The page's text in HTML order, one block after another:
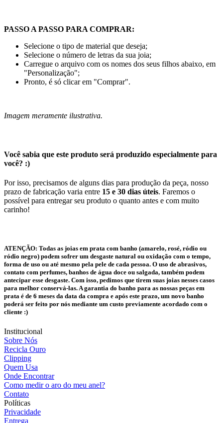
PASSO A PASSO PARA COMPRAR:
Selecione o tipo de material que deseja;
Selecione o número de letras da sua joia;
Carregue o arquivo com os nomes dos seus filhos abaixo, em
"Personalização";
Pronto, é só clicar em "Comprar".
Imagem meramente ilustrativa.
Você sabia que este produto será produzido especialmente para
você? :)
Por isso, precisamos de alguns dias para produção da peça, nosso
prazo de fabricação varia entre 15 e 30 dias úteis. Faremos o
possível para entregar seu produto o quanto antes e com muito
carinho!
ATENÇÃO: Todas as joias em prata com banho (amarelo, rosé, ródio ou
ródio negro) podem sofrer um desgaste natural ou oxidação com o tempo,
forma de uso ou até mesmo pela pele de cada pessoa. O uso de abrasivos,
contato com perfumes, banhos de água doce ou salgada, também podem
antecipar esse desgaste. Com isso, pedimos que tirem suas joias nesses casos
para melhor conservá-las. A garantia do banho para as nossas peças em
prata é de 6 meses da data da compra e após este prazo, um novo banho
poderá ser feito por nós mediante um custo previamente acordado com o
cliente :)
Institucional
Sobre Nós
Recicla Ouro
Clipping
Quem Usa
Onde Encontrar
Como medir o aro do meu anel?
Contato
Políticas
Privacidade
Entrega